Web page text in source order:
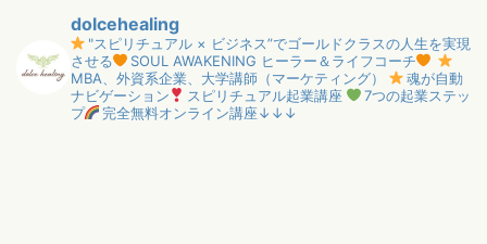
dolcehealing
"スピリチュアル × ビジネス”でゴールドクラスの人生を実現
させる
SOUL AWAKENING ヒーラー＆ライフコーチ
MBA、外資系企業、大学講師（マーケティング）
魂が自動
ナビゲーション
スピリチュアル起業講座
7つの起業ステッ
プ
完全無料オンライン講座↓↓↓